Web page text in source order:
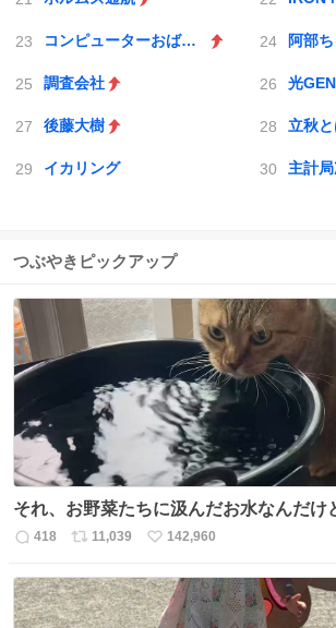
コンピューターおばあちゃん 阿部
調査会社 光
後藤大樹 立秋
イカリング 主計
つぶやきピックアップ
それ、お野菜たちに汲んだお水なんだけ
返
数
418
リ
ス
ト
11,039
い
ね
数
142,960